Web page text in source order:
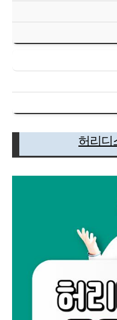
허리디